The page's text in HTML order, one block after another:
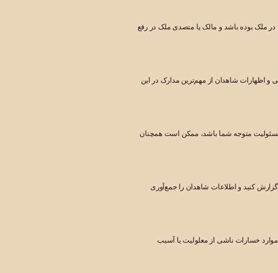
ملک بوده باشد و مالک یا متصدی ملک در رفع
اظهارات شاهدان از مهم‌ترین مدارک در این
مسئولیت متوجه شما باشد، ممکن است همچنان
کنید و اطلاعات شاهدان را جمع‌آوری
خسارات ناشی از معلولیت یا آسیب